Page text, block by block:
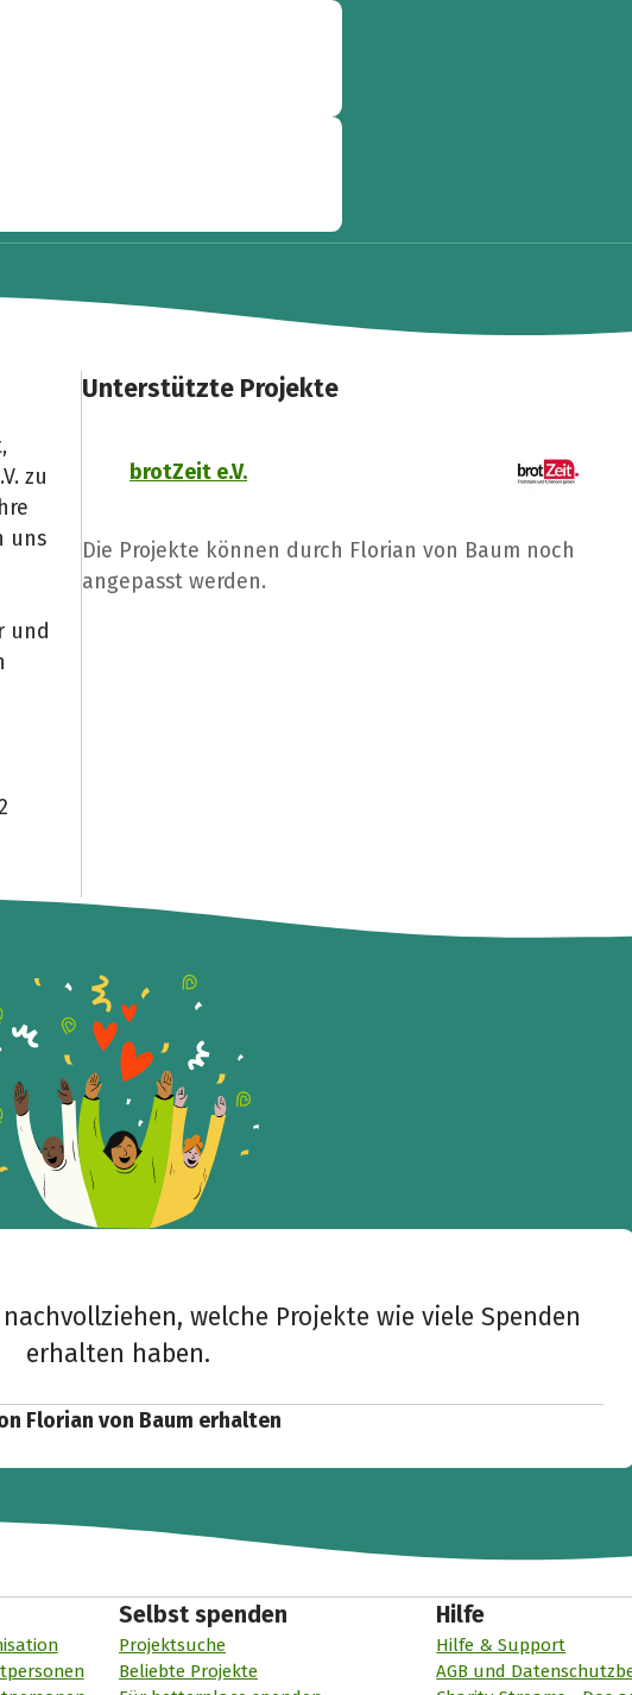
zu
uns
und
Unterstützte Projekte
brotZeit e.V.
Die Projekte können durch Florian von Baum noch
angepasst werden.
welche Projekte wie viele Spenden
erhalten haben.
Florian von Baum erhalten
Selbst spenden
Projektsuche
Beliebte Projekte
Hilfe
Hilfe & Support
AGB und